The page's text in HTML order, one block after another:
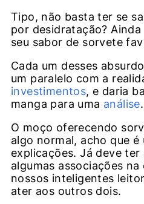
Tipo, não basta ter se
por desidratação?
seu sabor de sorvete
Cada um desses
um paralelo com a
investimentos, e daria
manga para uma análise.
O moço oferecendo
algo normal, acho que é
explicações. Já deve
algumas associações na
nossos inteligentes
ater aos outros dois.